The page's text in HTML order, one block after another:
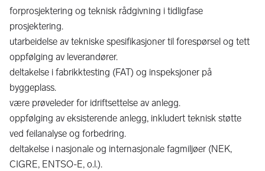
forprosjektering og teknisk rådgivning i tidligfase
prosjektering.
utarbeidelse av tekniske spesifikasjoner til forespørsel og tett
oppfølging av leverandører.
deltakelse i fabrikktesting (FAT) og inspeksjoner på
byggeplass.
være prøveleder for idriftsettelse av anlegg.
oppfølging av eksisterende anlegg, inkludert teknisk støtte
ved feilanalyse og forbedring.
deltakelse i nasjonale og internasjonale fagmiljøer (NEK,
CIGRE, ENTSO-E, o.l.).